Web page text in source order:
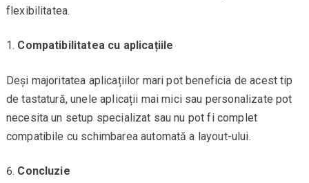
flexibilitatea.
Compatibilitatea cu aplicațiile
Deși majoritatea aplicațiilor mari pot beneficia de acest tip
de tastatură, unele aplicații mai mici sau personalizate pot
necesita un setup specializat sau nu pot fi complet
compatibile cu schimbarea automată a layout-ului.
Concluzie